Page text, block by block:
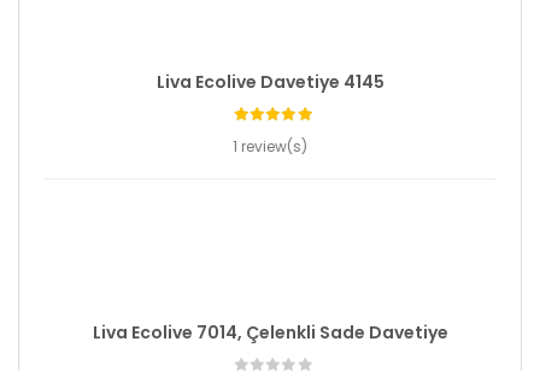
Liva Ecolive Davetiye 4145
1 review(s)
Liva Ecolive 7014, Çelenkli Sade Davetiye